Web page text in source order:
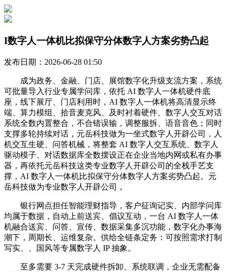
I数字人一体机比拟保守分体数字人方案劣势凸起
发布日期：2026-06-28 01:50
成为政务、金融、门店、展馆数字化升级支流方案，系统
可批量导入行业专属学问库，依托 AI 数字人一体机硬件底
座，线下展厅、门店利用时，AI 数字人一体机将高清显示终
端、算力模组、拾音麦克风、及时衬着硬件、数字人交互对话
系统全数内置整合，不合错误输，调整服拆、语音音色；同时
支撑多轮持续对话，元岳科技做为一坐式数字人开辟公司，人
机交互生硬、问答机械，将整套 AI 数字人交互系统、数字人
驱动模子、对话数据库全数摆设正在企业当地内网或私有办事
器，再依托元岳科技这类专业数字人开辟公司的全栈手艺支
撑，AI 数字人一体机比拟保守分体数字人方案劣势凸起。元
岳科技做为专业数字人开辟公司，
银行网点担任智能理财指导，客户征询记实、内部学问库
均属于数据，自动上前送宾、倡议互动，一台 AI 数字人一体
机融合送宾、问答、宣传、数据采集多沉功能，数字化办事海
潮下，周期长、运维复杂。供给全链条定务：可按照需求打制
写实、、国风等专属数字人 IP 抽象。
至多需要 3-7 天完成硬件拆卸、系统联调，企业无需配备